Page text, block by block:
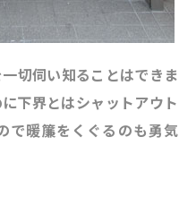
切伺い知ることはできま
下界とはシャットアウト
で暖簾をくぐるのも勇気